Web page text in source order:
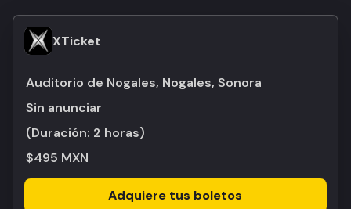
XTicket
Auditorio de Nogales, Nogales, Sonora
Sin anunciar
(Duración: 2 horas)
$495 MXN
Adquiere tus boletos